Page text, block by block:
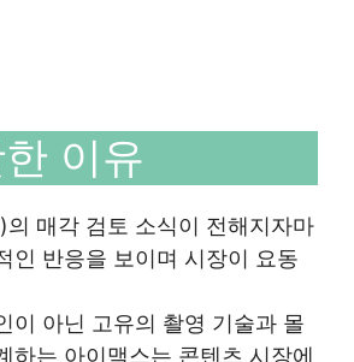
이유
매각 검토 소식이 전해지자마
인 반응을 보이며 시장이 요동
이 아닌 고유의 촬영 기술과 몰
하는 아이맥스는 콘텐츠 시장에